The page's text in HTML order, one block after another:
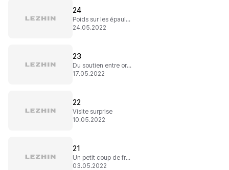
24
Poids sur les épaules
24.05.2022
23
Du soutien entre orphelins
17.05.2022
22
Visite surprise
10.05.2022
21
Un petit coup de froid et...
03.05.2022